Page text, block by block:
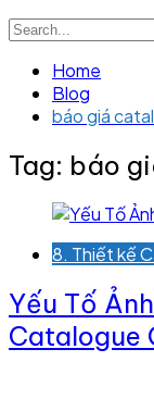
Home
Blog
báo giá
Tag: báo
8. Thiết kế
Yếu Tố
Catalogue